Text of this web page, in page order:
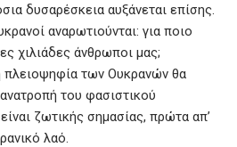
δυσαρέσκεια αυξάνεται επίσης.
αναρωτιούνται: για ποιο
χιλιάδες άνθρωποι μας;
πλειοψηφία των Ουκρανών θα
του φασιστικού
ζωτικής σημασίας, πρώτα απ’
λαό.